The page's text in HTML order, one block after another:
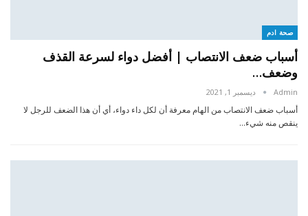
صحة ادم
أسباب ضعف الانتصاب | أفضل دواء لسرعة القذف
وضعف…
Admin ديسمبر 1, 2021
أسباب ضعف الانتصاب من الهام معرفة أن لكل داء دواء، أي أن هذا الضعف للرجل لا
ينقص منه شيء…